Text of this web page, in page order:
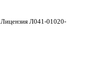
Лицензия Л041-01020-